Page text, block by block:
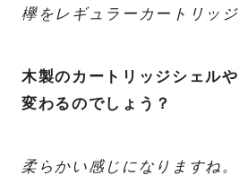
欅をレギュラーカートリッジ
木製のカートリッジシェル
変わるのでしょう？
柔らかい感じになりますね